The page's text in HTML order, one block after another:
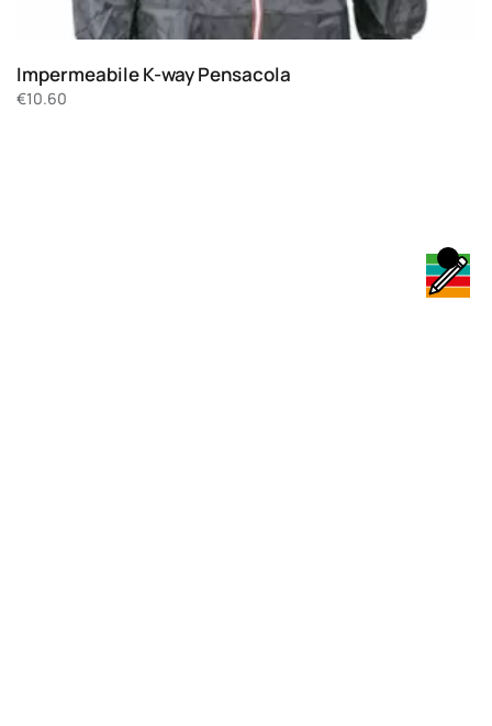
Impermeabile K-way Pensacola
€10.60